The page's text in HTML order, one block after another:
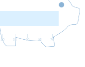
50
55
60
65
70